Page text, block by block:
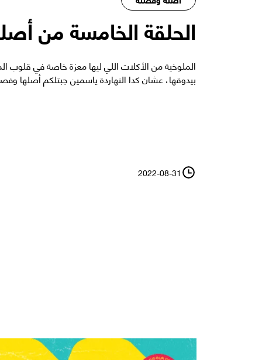
الحلقة الخامسة من
الملوخية من الأكلات اللي ليها معزة خاصة في قلوب
بيدوقها، عشان كدا النهاردة ياسمين جبتلكم أصلها
2022-08-31